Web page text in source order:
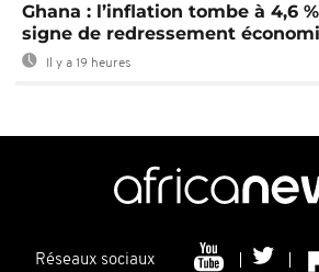
Ghana : l’inflation tombe à 4,6
signe de redressement
Il y a 19 heures
Réseaux sociaux